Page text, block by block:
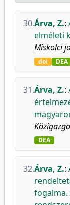
30.Árva, Z.:
elméleti
Miskolci
doi DEA
31.Árva, Z.:
DEA
32.Árva, Z.:
fogalma.